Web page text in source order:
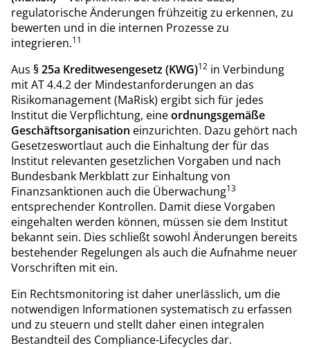
regulatorische Änderungen frühzeitig zu erkennen, zu
bewerten und in die internen Prozesse zu
integrieren.11
Aus § 25a Kreditwesengesetz (KWG)12 in Verbindung
mit AT 4.4.2 der Mindestanforderungen an das
Risikomanagement (MaRisk) ergibt sich für jedes
Institut die Verpflichtung, eineordnungsgemäße
Geschäftsorganisation einzurichten. Dazu gehört nach
Gesetzeswortlaut auch die Einhaltung der für das
Institut relevanten gesetzlichen Vorgaben und nach
Bundesbank Merkblatt zur Einhaltung von
Finanzsanktionen auch die Überwachung13
entsprechender Kontrollen. Damit diese Vorgaben
eingehalten werden können, müssen sie dem Institut
bekannt sein. Dies schließt sowohl Änderungen bereits
bestehender Regelungen als auch die Aufnahme neuer
Vorschriften mit ein.
Ein Rechtsmonitoring ist daher unerlässlich, um die
notwendigen Informationen systematisch zu erfassen
und zu steuern und stellt daher einen integralen
Bestandteil des Compliance-Lifecycles dar.